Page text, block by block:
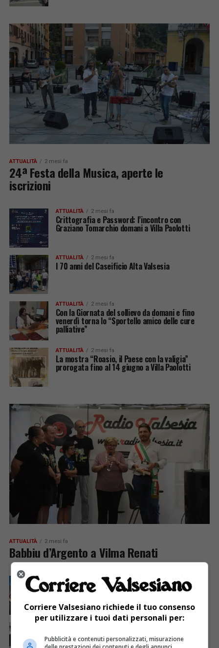
ATTUALITÀ 2 mesi fa
24ª Festa della Musica, aperte le
iscrizioni
ATTUALITÀ 2 mesi fa
Crittografia e Password: l’incontro con
Graziano Tomarchio domani a Villa Paolotti
ATTUALITÀ 2 mesi fa
I 70 anni del Caseificio Alta Valsesia
ATTUALITÀ 2 mesi fa
Con la Giornata del sollievo da domani e fino
venerdì torna lo “Sportello amico delle cure
palliative”
ATTUALITÀ 2 mesi fa
La mostra “Roasio, il Paese con la valigia”
prorogata fino al 14 giugno a Villa Paolotti
ATTUALITÀ 2 mesi fa
Babbiu d’Argento a Vilma Renati
ATTUALITÀ 2 mesi fa
Aperta ufficialmente la stagione estiva al
Monterosa Ski
Borse di studio a due studenti valsesiani
Corriere Valsesiano richiede il tuo consenso
per utilizzare i tuoi dati personali per:
Pubblicità e contenuti personalizzati, misurazione